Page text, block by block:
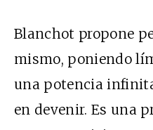
Blanchot propone
mismo, poniendo
una potencia
en devenir. Es una